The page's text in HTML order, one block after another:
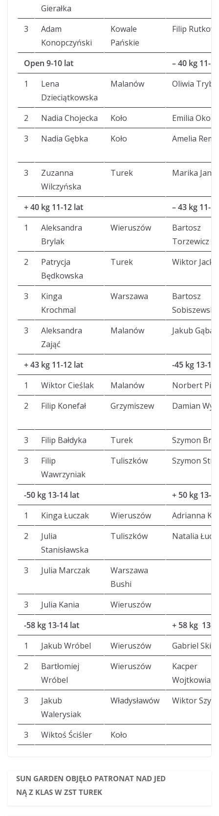
Gierałka
3
Adam
Konopczyński
Kowale
Pańskie
Filip
Open 9-10 lat
– 40 kg 11-
1
Lena
Dzieciątkowska
Malanów Oliwia
2 Nadia Chojecka Koło
Emilia
3
Nadia Gębka Koło Amelia
3
Zuzanna
Wilczyńska
Turek Marika
+ 40 kg 11-12 lat
– 43 kg 11-
1
Aleksandra
Brylak
Wieruszów
Bartosz
Torzewicz
2
Patrycja
Będkowska
Turek Wiktor
3
Kinga
Krochmal
Warszawa
Bartosz
Sobiszewski
3
Aleksandra
Zająć
Malanów Jakub
+ 43 kg 11-12 lat
-45 kg 13-14
1
Wiktor Cieślak Malanów
Norbert
2
Filip Konefał Grzymiszew Damian
3 Filip Bałdyka Turek
Szymon
3
Filip
Wawrzyniak
Tuliszków Szymon
-50 kg 13-14 lat
+ 50 kg 13-
1
Kinga Łuczak Wieruszów
Adrianna
2
Julia
Stanisławska
Tuliszków Natalia
3 Julia Marczak
Warszawa
Bushi
3
Julia Kania
Wieruszów
-58 kg 13-14 lat
+ 58 kg 13-
1
Jakub Wróbel Wieruszów
Gabriel
2
Bartłomiej
Wróbel
Wieruszów
Kacper
Wojtkowiak
3
Jakub
Walerysiak
Władysławów Wiktor
3 Wiktoś Ściśler Koło
SUN GARDEN OBJĘŁO PATRONAT NAD JED
NĄ Z KLAS W ZST TUREK